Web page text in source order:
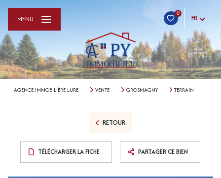
0
FR
MENU
AGENCE IMMOBILIÈRE LURE VENTE GROSMAGNY TERRAIN
RETOUR
TÉLÉCHARGER LA FICHE PARTAGER CE BIEN